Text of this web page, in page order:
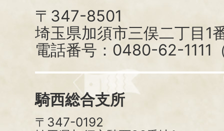
〒347-8501
埼玉県加須市三俣二丁目1
電話番号：0480-62-1111
騎西総合支所
〒347-0192